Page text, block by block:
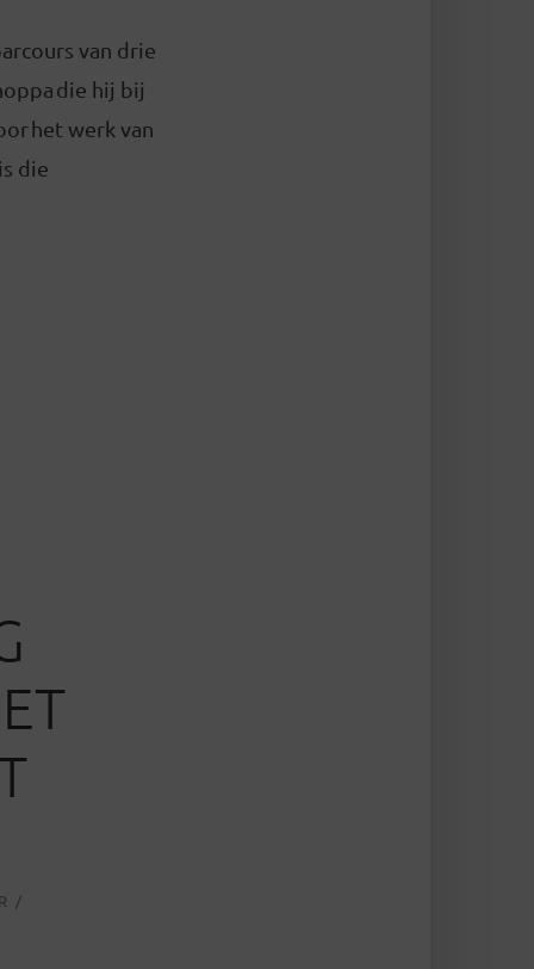
van drie
die hij bij
het werk van
die